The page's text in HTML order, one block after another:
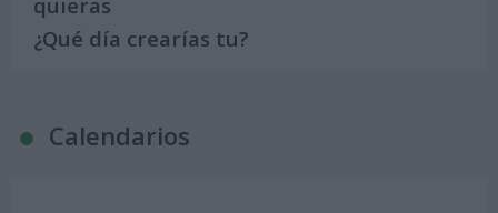
¿Qué día crearías tu?
Calendarios